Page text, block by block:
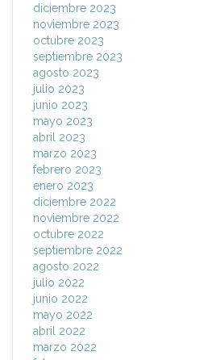
diciembre 2023
noviembre 2023
octubre 2023
septiembre 2023
agosto 2023
julio 2023
junio 2023
mayo 2023
abril 2023
marzo 2023
febrero 2023
enero 2023
diciembre 2022
noviembre 2022
octubre 2022
septiembre 2022
agosto 2022
julio 2022
junio 2022
mayo 2022
abril 2022
marzo 2022